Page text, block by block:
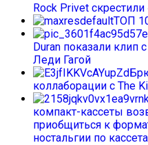
Rock Privet
ТОП
Duran показали клип
Леди Гагой
коллаборации с The
компакт-кассеты
приобщиться к
ностальгии по